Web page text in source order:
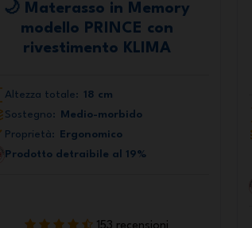
🌙 Materasso in Memory
modello PRINCE con
rivestimento KLIMA
Altezza totale: 18 cm
Sostegno:
Medio-morbido
Proprietà:
Ergonomico
Prodotto detraibile al 19%